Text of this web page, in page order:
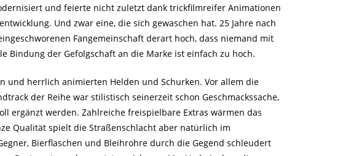
und feierte nicht zuletzt dank trickfilmreifer Animationen
Und zwar eine, die sich gewaschen hat. 25 Jahre nach
Fangemeinschaft derart hoch, dass niemand mit
Bindung der Gefolgschaft an die Marke ist einfach zu hoch.
und herrlich animierten Helden und Schurken. Vor allem die
der Reihe war stilistisch seinerzeit schon Geschmackssache,
ergänzt werden. Zahlreiche freispielbare Extras wärmen das
Qualität spielt die Straßenschlacht aber natürlich im
Bierflaschen und Bleihrohre durch die Gegend schleudert